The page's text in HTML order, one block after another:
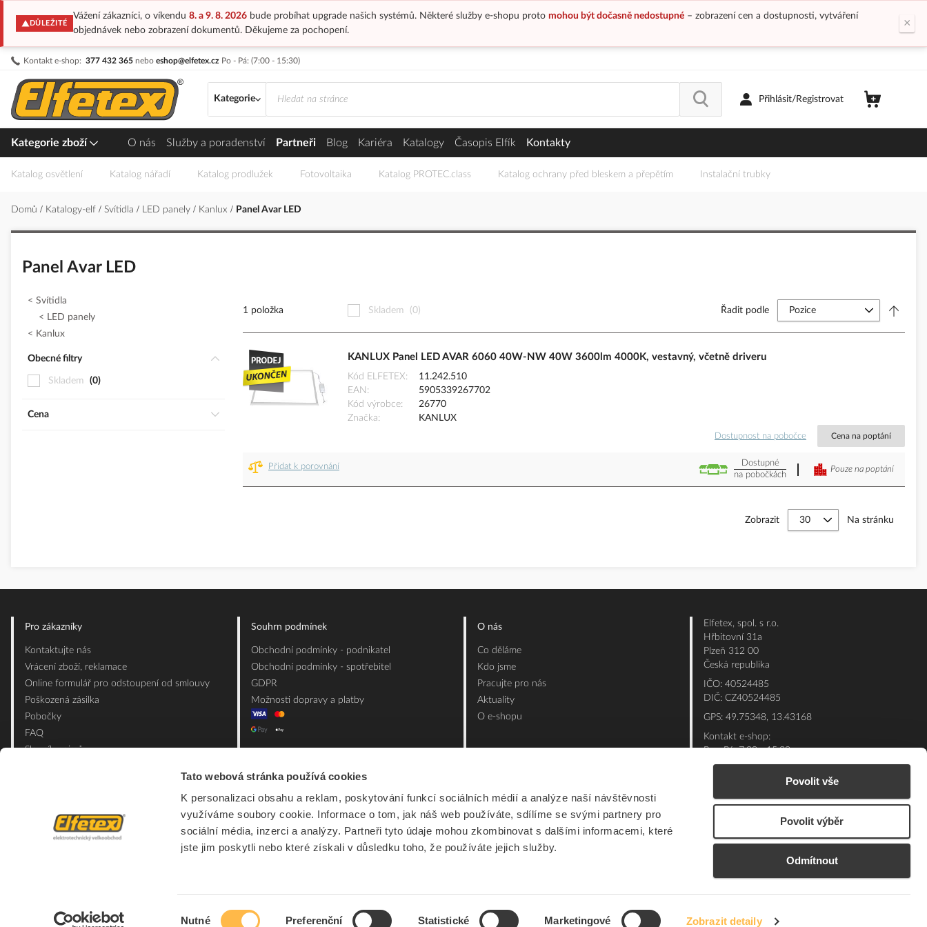
Tato webová stránka používá cookies
K personalizaci obsahu a reklam, poskytování funkcí sociálních médií a analýze naší návštěvnosti
využíváme soubory cookie. Informace o tom, jak náš web používáte, sdílíme se svými partnery pro
sociální média, inzerci a analýzy. Partneři tyto údaje mohou zkombinovat s dalšími informacemi, které
jste jim poskytli nebo které získali v důsledku toho, že používáte jejich služby.
Nutné Preferenční Statistické Marketingové Zobrazit detaily
Povolit vše
Povolit výběr
Odmítnout
DŮLEŽITÉ
Vážení zákazníci, o víkendu 8. a 9. 8. 2026bude probíhat upgrade našich systémů. Některé služby e-shopu proto mohou být dočasně nedostupné– zobrazení cen a dostupnosti, vytváření
objednávek nebo zobrazení dokumentů. Děkujeme za pochopení.
×
Kontakt e-shop: 377 432 365 nebo eshop@elfetex.cz Po - Pá: (7:00 - 15:30)
Přejít
obsah
Kategorie
Přihlásit/Registrovat
Kategorie zboží O nás Služby a poradenství Partneři Blog Kariéra Katalogy Časopis Elfík Kontakty
Katalog osvětlení Katalog nářadí Katalog prodlužek Fotovoltaika Katalog PROTEC.class Katalog ochrany před bleskem a přepětím Instalační trubky
Domů Katalogy-elf Svítidla LED panely Kanlux Panel Avar LED
Panel Avar LED
1 položka Skladem (0) Řadit podle
KANLUX Panel LED AVAR 6060 40W-NW 40W 3600lm 4000K, vestavný, včetně driveru
Kód ELFETEX
11.242.510
EAN
5905339267702
Kód výrobce
26770
Značka
KANLUX
Dostupnost na pobočce Cena na poptání
Přidat k porovnání
Dostupné
na pobočkách
Pouze na poptání
Zobrazit Na stránku
Svítidla
LED panely
Kanlux
Obecné filtry
Skladem 0
Cena
Pro zákazníky
Kontaktujte nás
Vrácení zboží, reklamace
Online formulář pro odstoupení od smlouvy
Poškozená zásilka
Pobočky
FAQ
Slovník pojmů
Souhrn podmínek
Obchodní podmínky - podnikatel
Obchodní podmínky - spotřebitel
GDPR
Možnosti dopravy a platby
O nás
Co děláme
Kdo jsme
Pracujte pro nás
Aktuality
O e-shopu
Elfetex, spol. s r.o.
Hřbitovní 31a
Plzeň 312 00
Česká republika
IČO: 40524485
DIČ: CZ40524485
GPS: 49.75348, 13.43168
Kontakt e-shop:
Po - Pá: 7:00 - 15:30
E-mail:eshop@elfetex.cz